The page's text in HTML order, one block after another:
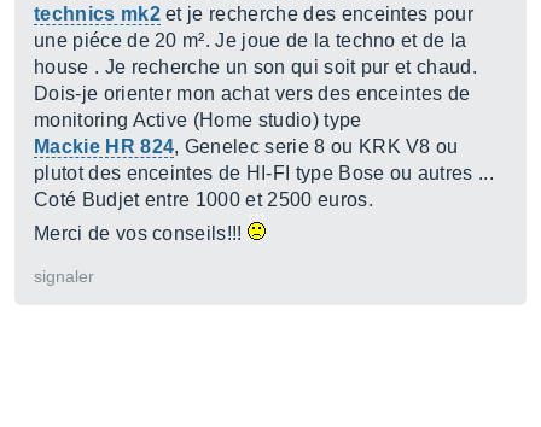
technics mk2et je recherche des enceintes pour
une piéce de 20 m². Je joue de la techno et de la
house . Je recherche un son qui soit pur et chaud.
Dois-je orienter mon achat vers des enceintes de
monitoring Active (Home studio) type
Mackie HR 824, Genelec serie 8 ou KRK V8 ou
plutot des enceintes de HI-FI type Bose ou autres ...
Coté Budjet entre 1000 et 2500 euros.
Merci de vos conseils!!!
signaler